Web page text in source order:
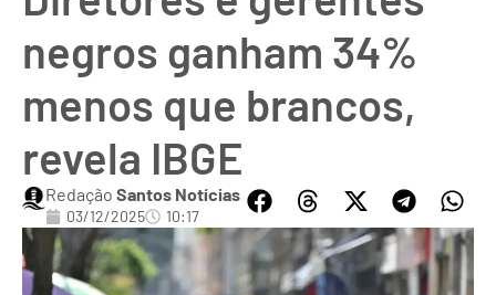
negros ganham 34%
menos que brancos,
revela IBGE
Redação Santos Notícias
03/12/2025 10:17